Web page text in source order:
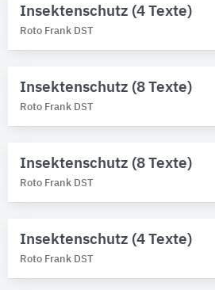
Insektenschutz (4 Texte)
Roto Frank DST
Insektenschutz (8 Texte)
Roto Frank DST
Insektenschutz (8 Texte)
Roto Frank DST
Insektenschutz (4 Texte)
Roto Frank DST